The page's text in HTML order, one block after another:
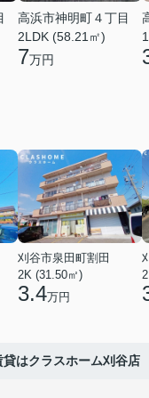
高浜市神明町４丁目
2LDK (58.21㎡)
7万円
刈谷市泉田町割田
2K (31.50㎡)
3.4万円
はクラスホーム刈谷店